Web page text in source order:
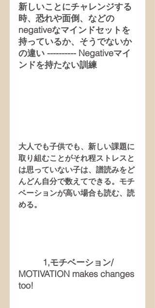
新しいことにチャレンジする
時、恐れや面倒、などの
negativeなマインドセットを
持っているか、そうでないか
の違い ---------- Negativeマイ
ンドを持たない訓練
大人でも子供でも、新しい課題に
取り組むことがそれ程ストレスと
は思っていない子は、譜読みをど
んどん自分で数えてできる。モチ
ベーションが高い場合も読む、読
める。
MOTIVATION makes changes
too!